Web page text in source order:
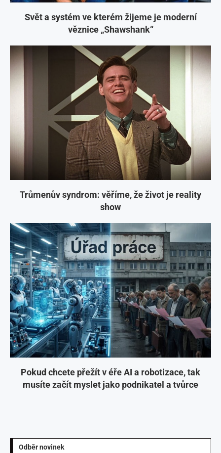
Svět a systém ve kterém žijeme je moderní
věznice „Shawshank“
Trůmenův syndrom: věříme, že život je reality
show
Pokud chcete přežít v éře AI a robotizace, tak
musíte začít myslet jako podnikatel a tvůrce
Odběr novinek